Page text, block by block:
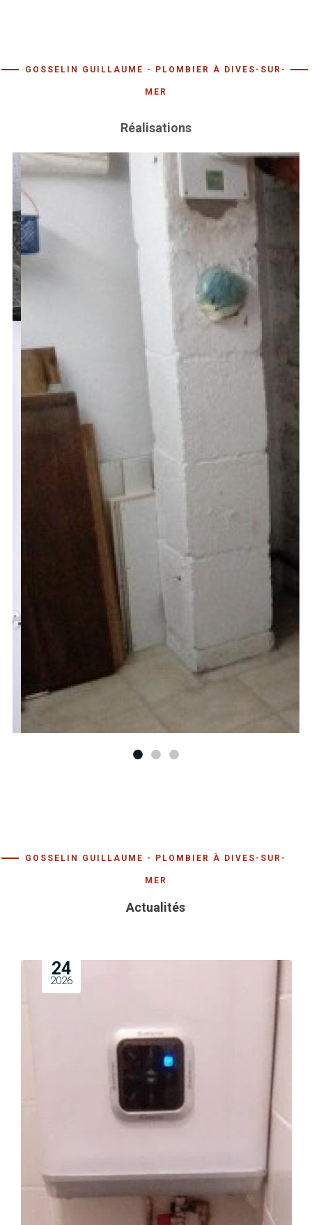
GOSSELIN GUILLAUME - PLOMBIER À DIVES-SUR-
MER
Réalisations
GOSSELIN GUILLAUME - PLOMBIER À DIVES-SUR-
MER
Actualités
24
2026